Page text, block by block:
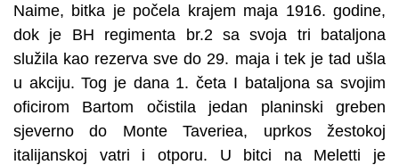
Naime, bitka je počela krajem maja 1916. godine,
dok je BH regimenta br.2 sa svoja tri bataljona
služila kao rezerva sve do 29. maja i tek je tad ušla
u akciju. Tog je dana 1. četa I bataljona sa svojim
oficirom Bartom očistila jedan planinski greben
sjeverno do Monte Taveriea, uprkos žestokoj
italijanskoj vatri i otporu. U bitci na Meletti je